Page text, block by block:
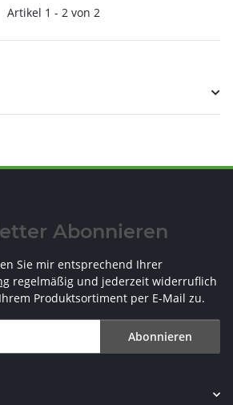
Artikel 1 - 2 von 2
Abonnieren
Sie mir entsprechend Ihrer
regelmäßig und jederzeit widerruflich
Produktsortiment per E-Mail zu.
Abonnieren